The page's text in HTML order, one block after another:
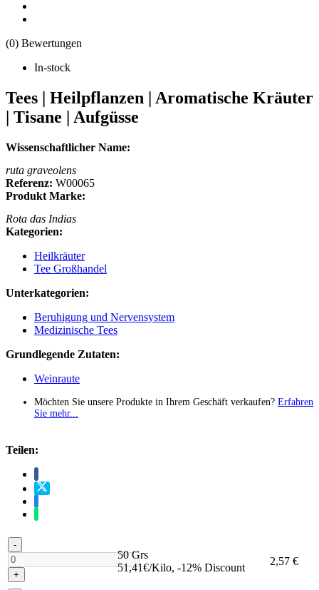
(0) Bewertungen
In-stock
Tees | Heilpflanzen | Aromatische Kräuter
| Tisane | Aufgüsse
Wissenschaftlicher Name:
ruta graveolens
Referenz: W00065
Produkt Marke:
Rota das Indias
Kategorien:
Heilkräuter
Tee Großhandel
Unterkategorien:
Beruhigung und Nervensystem
Medizinische Tees
Grundlegende Zutaten:
Weinraute
Möchten Sie unsere Produkte in Ihrem Geschäft verkaufen? Erfahren
Sie mehr...
Teilen:
-
+
50 Grs
51,41€/Kilo, -12% Discount
2,57 €